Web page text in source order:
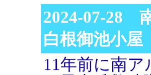
2024-07-28
白根御池小屋
11年前に南